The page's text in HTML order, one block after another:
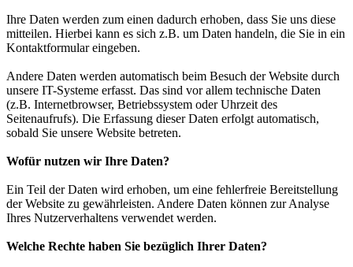
Ihre Daten werden zum einen dadurch erhoben, dass Sie uns diese
mitteilen. Hierbei kann es sich z.B. um Daten handeln, die Sie in ein
Kontaktformular eingeben.
Andere Daten werden automatisch beim Besuch der Website durch
unsere IT-Systeme erfasst. Das sind vor allem technische Daten
(z.B. Internetbrowser, Betriebssystem oder Uhrzeit des
Seitenaufrufs). Die Erfassung dieser Daten erfolgt automatisch,
sobald Sie unsere Website betreten.
Wofür nutzen wir Ihre Daten?
Ein Teil der Daten wird erhoben, um eine fehlerfreie Bereitstellung
der Website zu gewährleisten. Andere Daten können zur Analyse
Ihres Nutzerverhaltens verwendet werden.
Welche Rechte haben Sie bezüglich Ihrer Daten?